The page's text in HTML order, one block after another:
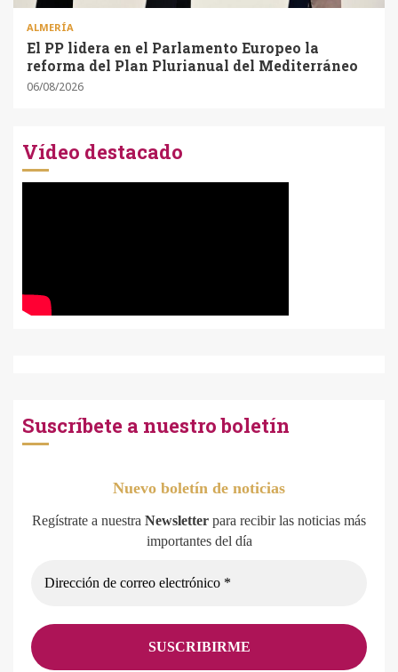
ALMERÍA
El PP lidera en el Parlamento Europeo la
reforma del Plan Plurianual del Mediterráneo
06/08/2026
Vídeo destacado
Suscríbete a nuestro boletín
Nuevo boletín de noticias
Regístrate a nuestra Newsletter para recibir las noticias más
importantes del día